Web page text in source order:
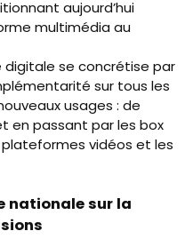
aujourd’hui
multimédia au
se concrétise par
sur tous les
usages : de
en passant par les box
plateformes vidéos et les
nationale sur la